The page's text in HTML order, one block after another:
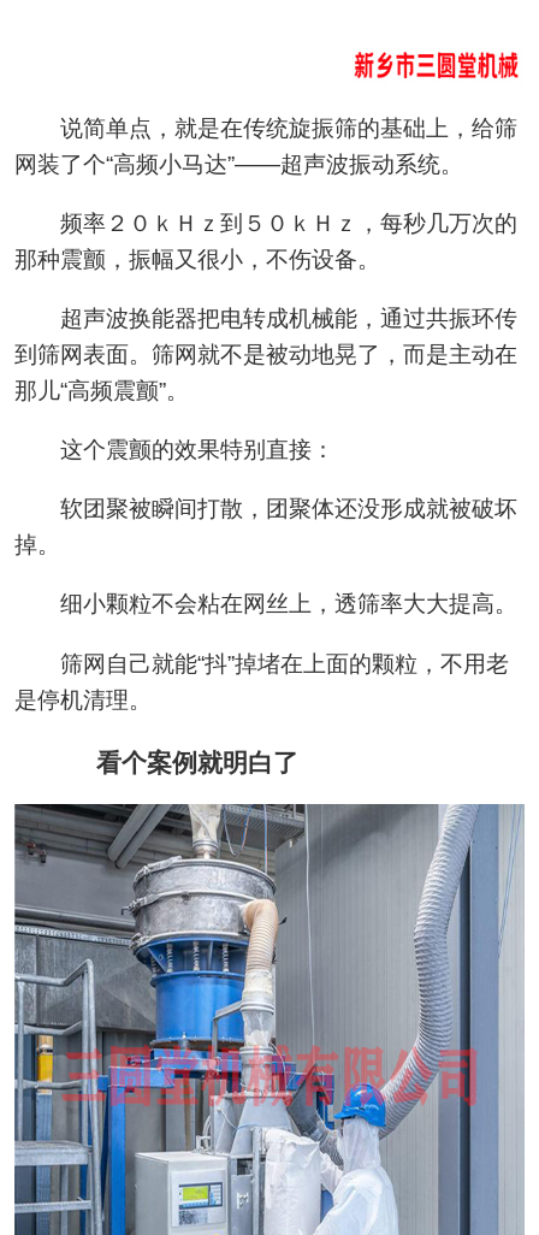
说简单点，就是在传统旋振筛的基础上，给筛
网装了个“高频小马达”——超声波振动系统。
频率２０ｋＨｚ到５０ｋＨｚ，每秒几万次的
那种震颤，振幅又很小，不伤设备。
超声波换能器把电转成机械能，通过共振环传
到筛网表面。筛网就不是被动地晃了，而是主动在
那儿“高频震颤”。
这个震颤的效果特别直接：
软团聚被瞬间打散，团聚体还没形成就被破坏
掉。
细小颗粒不会粘在网丝上，透筛率大大提高。
筛网自己就能“抖”掉堵在上面的颗粒，不用老
是停机清理。
看个案例就明白了